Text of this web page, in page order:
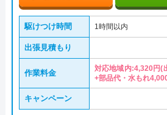
駆けつけ時間 1時間以内
出張見積もり
作業料金
対応地域内:4,320円(
+部品代・水もれ
キャンペーン